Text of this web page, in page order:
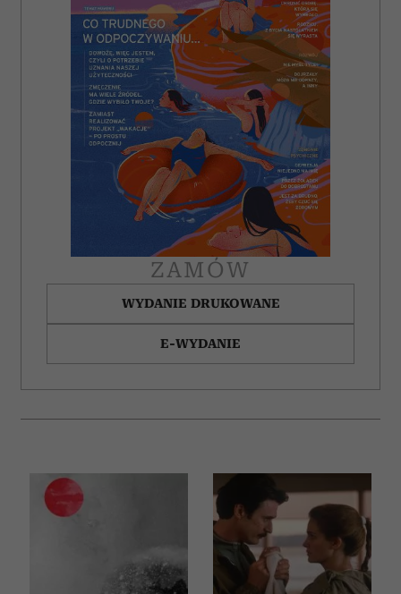
ZAMÓW
WYDANIE DRUKOWANE
E-WYDANIE